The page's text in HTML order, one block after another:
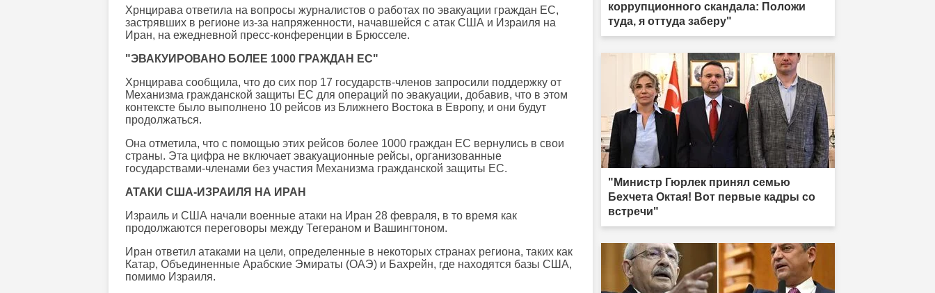
Хрнцирава ответила на вопросы журналистов о работах по эвакуации граждан ЕС,
застрявших в регионе из-за напряженности, начавшейся с атак США и Израиля на
Иран, на ежедневной пресс-конференции в Брюсселе.
"ЭВАКУИРОВАНО БОЛЕЕ 1000 ГРАЖДАН ЕС"
Хрнцирава сообщила, что до сих пор 17 государств-членов запросили поддержку от
Механизма гражданской защиты ЕС для операций по эвакуации, добавив, что в этом
контексте было выполнено 10 рейсов из Ближнего Востока в Европу, и они будут
продолжаться.
Она отметила, что с помощью этих рейсов более 1000 граждан ЕС вернулись в свои
страны. Эта цифра не включает эвакуационные рейсы, организованные
государствами-членами без участия Механизма гражданской защиты ЕС.
АТАКИ США-ИЗРАИЛЯ НА ИРАН
Израиль и США начали военные атаки на Иран 28 февраля, в то время как
продолжаются переговоры между Тегераном и Вашингтоном.
Иран ответил атаками на цели, определенные в некоторых странах региона, таких как
Катар, Объединенные Арабские Эмираты (ОАЭ) и Бахрейн, где находятся базы США,
помимо Израиля.
коррупционного скандала: Положи
туда, я оттуда заберу"
"Министр Гюрлек принял семью
Бехчета Октая! Вот первые кадры со
встречи"